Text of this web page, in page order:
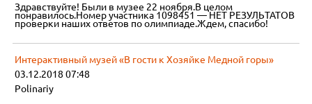
Здравствуйте! Были в музее 22 ноября.В целом
понравилось.Номер участника 1098451 — НЕТ РЕЗУЛЬТАТОВ
проверки наших ответов по олимпиаде.Ждем, спасибо!
Интерактивный музей «В гости к Хозяйке Медной горы»
03.12.2018 07:48
Polinariy